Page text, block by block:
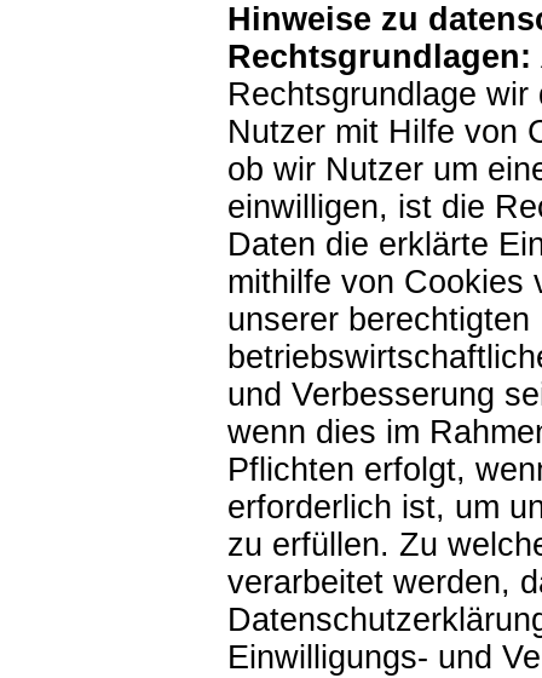
Hinweise zu
Rechtsgrundlagen:
Rechtsgrundlage
Nutzer mit Hilfe von
ob wir Nutzer um
einwilligen, ist die
Daten die erklärte
mithilfe von Cookies
unserer
und Verbesserung
wenn dies im
Pflichten erfolgt,
erforderlich ist, um
zu erfüllen. Zu
verarbeitet werden,
Einwilligungs- und